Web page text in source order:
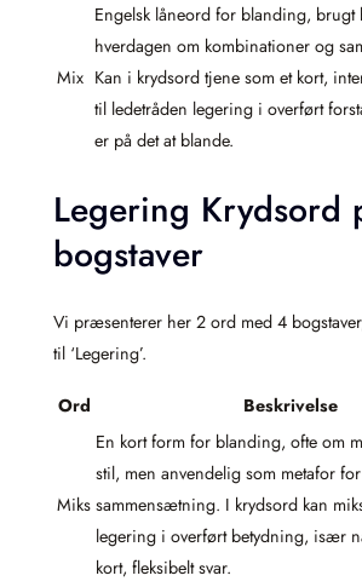
Mix
Engelsk låneord for blanding, brugt
hverdagen om kombinationer og
Kan i krydsord tjene som et kort,
til ledetråden legering i overført
er på det at blande.
Legering Krydsord
bogstaver
Vi præsenterer her 2 ord med 4
til ‘Legering’.
Ord Beskrivelse
Miks
En kort form for blanding, ofte om
stil, men anvendelig som metafor for
sammensætning. I krydsord kan
legering i overført betydning, især
kort, fleksibelt svar.